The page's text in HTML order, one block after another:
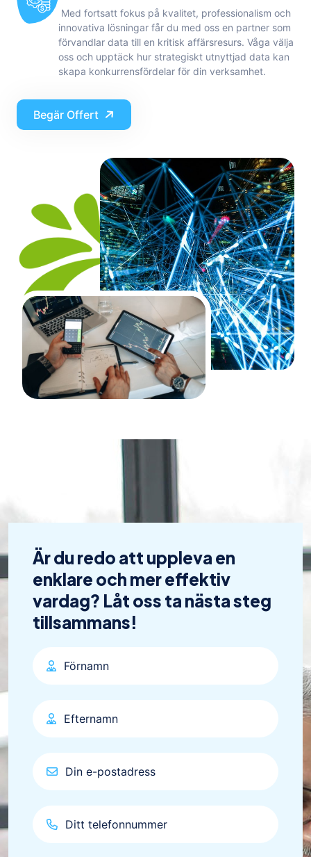
Med fortsatt fokus på kvalitet, professionalism och
innovativa lösningar får du med oss en partner som
förvandlar data till en kritisk affärsresurs. Våga välja
oss och upptäck hur strategiskt utnyttjad data kan
skapa konkurrensfördelar för din verksamhet.
Begär Offert
Är du redo att uppleva en
enklare och mer effektiv
vardag? Låt oss ta nästa steg
tillsammans!